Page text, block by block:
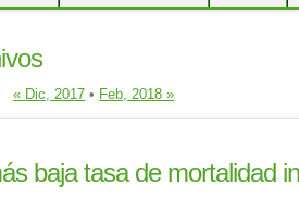
« Dic, 2017 • Feb, 2018 »
baja tasa de mortalidad